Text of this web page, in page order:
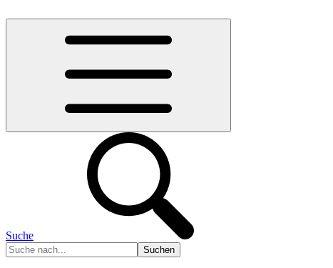
Suche